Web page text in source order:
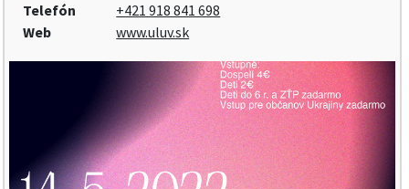
Telefón
+421 918 841 698
Web
www.uluv.sk